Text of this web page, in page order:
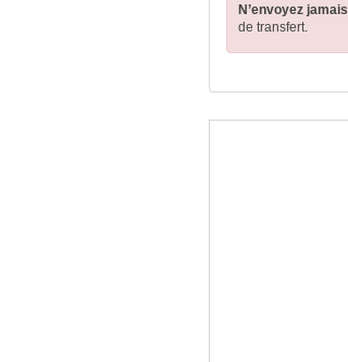
N’envoyez
de transfert.